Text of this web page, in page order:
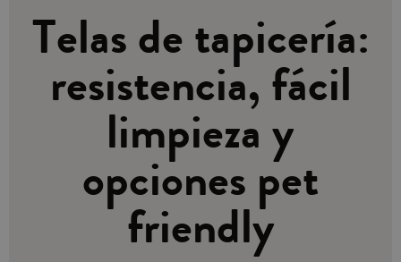
Telas de tapicería:
resistencia, fácil
limpieza y
opciones pet
friendly